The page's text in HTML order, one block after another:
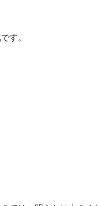
す。